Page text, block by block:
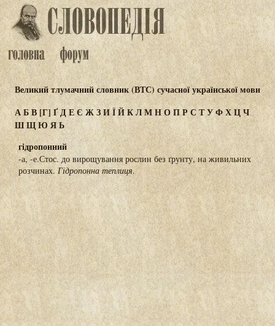
Великий тлумачний словник (ВТС) сучасної української мови
АБВ[Г] ҐДЕЄ ЖЗИЇЙКЛМНОПР СТУФХЦЧ
ШЩЮЯЬ
гідропонний
-а, -е.Стос. до вирощування рослин без ґрунту, на живильних
розчинах. Гідропонна теплиця.